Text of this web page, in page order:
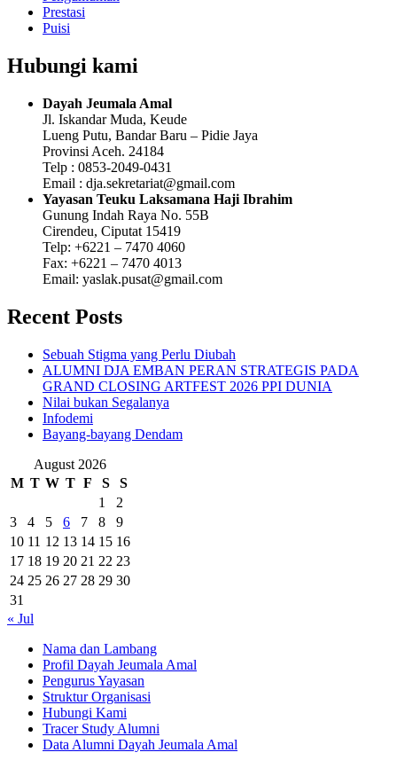
Prestasi
Puisi
Hubungi kami
Dayah Jeumala Amal
Jl. Iskandar Muda, Keude
Lueng Putu, Bandar Baru – Pidie Jaya
Provinsi Aceh. 24184
Telp : 0853-2049-0431
Email : dja.sekretariat@gmail.com
Yayasan Teuku Laksamana Haji Ibrahim
Gunung Indah Raya No. 55B
Cirendeu, Ciputat 15419
Telp: +6221 – 7470 4060
Fax: +6221 – 7470 4013
Email: yaslak.pusat@gmail.com
Recent Posts
Sebuah Stigma yang Perlu Diubah
ALUMNI DJA EMBAN PERAN STRATEGIS PADA
GRAND CLOSING ARTFEST 2026 PPI DUNIA
Nilai bukan Segalanya
Infodemi
Bayang-bayang Dendam
August 2026
M T W T F S
S
1
2
3
4 5 6 7 8
9
10 11 12 13 14 15 16
17 18 19 20 21 22 23
24 25 26 27 28 29 30
31
« Jul
Nama dan Lambang
Profil Dayah Jeumala Amal
Pengurus Yayasan
Struktur Organisasi
Hubungi Kami
Tracer Study Alumni
Data Alumni Dayah Jeumala Amal